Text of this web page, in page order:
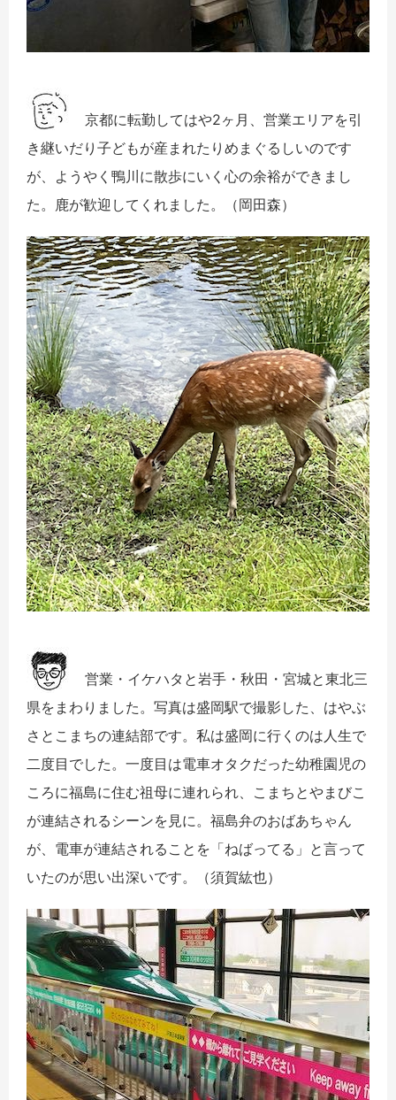
京都に転勤してはや2ヶ月、 営業エリアを引
き継いだり子どもが産まれたりめまぐるしいのです
が、ようやく鴨川に散歩にいく心の余裕ができまし
た。 鹿が歓迎してくれました。（岡田森）
営業・イケハタと岩手・秋田・宮城と東北三
県をまわりました。写真は盛岡駅で撮影した、はやぶ
さとこまちの連結部です。私は盛岡に行くのは人生で
二度目でした。一度目は電車オタクだった幼稚園児の
ころに福島に住む祖母に連れられ、こまちとやまびこ
が連結されるシーンを見に。福島弁のおばあちゃん
が、電車が連結されることを「ねばってる」と言って
いたのが思い出深いです。（須賀紘也）